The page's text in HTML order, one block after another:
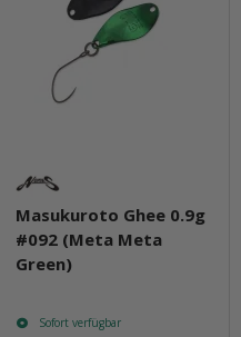
Masukuroto Ghee 0.9g
#092 (Meta Meta
Green)
Sofort verfügbar